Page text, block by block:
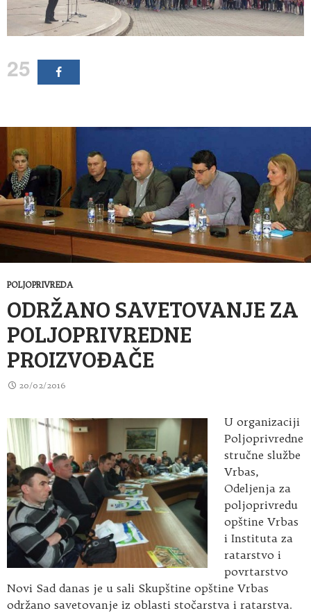
25
POLJOPRIVREDA
ODRŽANO SAVETOVANJE ZA
POLJOPRIVREDNE
PROIZVOĐAČE
20/02/2016
U organizaciji
Poljoprivredne
stručne službe
Vrbas,
Odeljenja za
poljoprivredu
opštine Vrbas
i Instituta za
ratarstvo i
povrtarstvo
Novi Sad danas je u sali Skupštine opštine Vrbas
održano savetovanje iz oblasti stočarstva i ratarstva.